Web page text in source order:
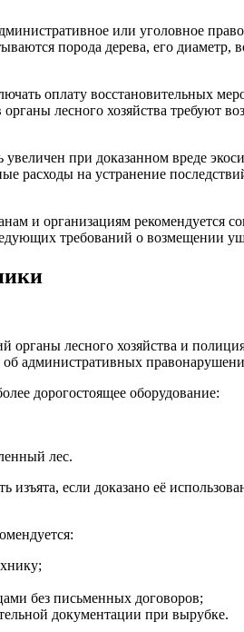
или уголовное
порода дерева, его
оплату восстановительных
лесного хозяйства требуют
при доказанном вреде
расходы на устранение
и организациям
требований о возмещении
лесного хозяйства и
административных
дорогостоящее оборудование:
лес.
если доказано её
без письменных договоров;
документации при вырубке.